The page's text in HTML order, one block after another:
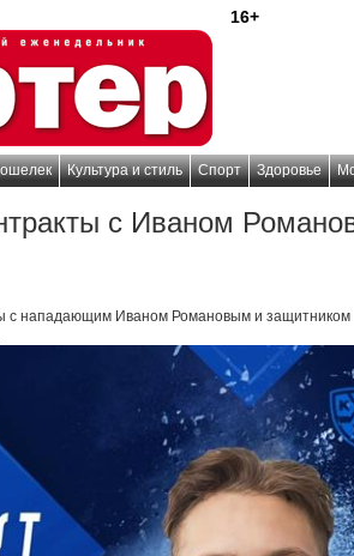
16+
Культура и стиль Спорт Здоровье
с Иваном
с нападающим Иваном Романовым и